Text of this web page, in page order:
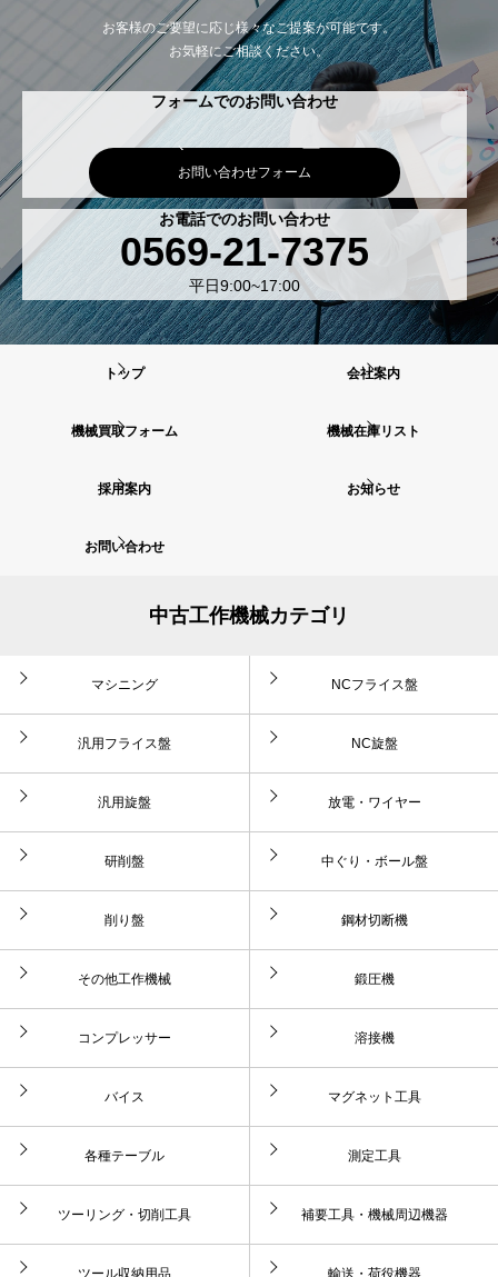
お客様のご要望に応じ様々なご提案が可能です。
お気軽にご相談ください。
フォームでのお問い合わせ
お問い合わせフォーム
お電話でのお問い合わせ
0569-21-7375
平日9:00~17:00
トップ 会社案内
機械買取フォーム 機械在庫リスト
採用案内 お知らせ
お問い合わせ
中古工作機械カテゴリ
マシニング NCフライス盤
汎用フライス盤 NC旋盤
汎用旋盤 放電・ワイヤー
研削盤 中ぐり・ボール盤
削り盤 鋼材切断機
その他工作機械 鍛圧機
コンプレッサー 溶接機
バイス マグネット工具
各種テーブル 測定工具
ツーリング・切削工具 補要工具・機械周辺機器